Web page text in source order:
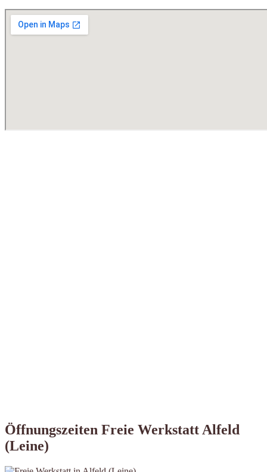
Öffnungszeiten Freie Werkstatt Alfeld
(Leine)